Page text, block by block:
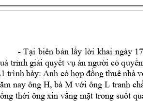
- Tại biên bản lấy lời khai ngày 17/
trình giải quyết vụ n người có quyền
trình bày: Anh có hợp đồng thuê nhà với
nay ông H, bà M với ông L tranh
thời ông xin vắng mặt trong suốt qu